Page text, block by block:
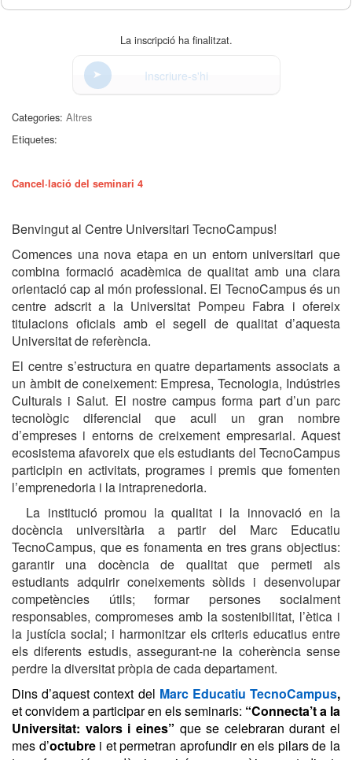
La inscripció ha finalitzat.
Inscriure-s'hi
Categories: Altres
Etiquetes:
Cancel·lació del seminari 4
Benvingut al Centre Universitari TecnoCampus!
Comences una nova etapa en un entorn universitari que
combina formació acadèmica de qualitat amb una clara
orientació cap al món professional. El TecnoCampus és un
centre adscrit a la Universitat Pompeu Fabra i ofereix
titulacions oficials amb el segell de qualitat d’aquesta
Universitat de referència.
El centre s’estructura en quatre departaments associats a
un àmbit de coneixement: Empresa, Tecnologia, Indústries
Culturals i Salut. El nostre campus forma part d’un parc
tecnològic diferencial que acull un gran nombre
d’empreses i entorns de creixement empresarial. Aquest
ecosistema afavoreix que els estudiants del TecnoCampus
participin en activitats, programes i premis que fomenten
l’emprenedoria i la intraprenedoria.
La institució promou la qualitat i la innovació en la
docència universitària a partir del Marc Educatiu
TecnoCampus, que es fonamenta en tres grans objectius:
garantir una docència de qualitat que permeti als
estudiants adquirir coneixements sòlids i desenvolupar
competències útils; formar persones socialment
responsables, compromeses amb la sostenibilitat, l’ètica i
la justícia social; i harmonitzar els criteris educatius entre
els diferents estudis, assegurant-ne la coherència sense
perdre la diversitat pròpia de cada departament.
Dins d’aquest context del Marc Educatiu TecnoCampus,
et convidem a participar en els seminaris: “Connecta’t a la
Universitat: valors i eines” que se celebraran durant el
mes d’octubre i et permetran aprofundir en els pilars de la